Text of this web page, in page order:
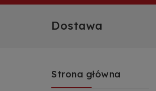
Dostawa
Strona główna